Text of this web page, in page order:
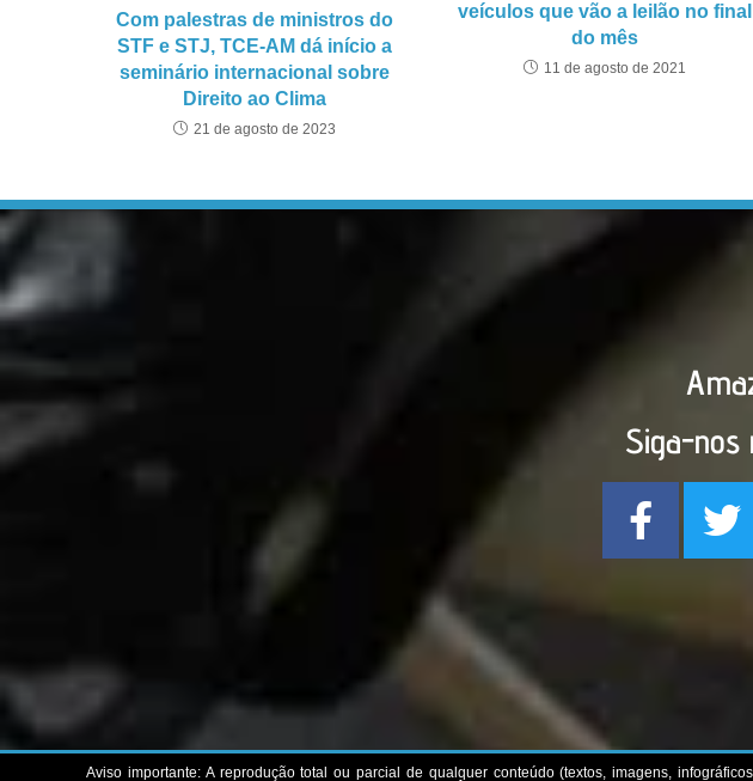
Com palestras de ministros do
STF e STJ, TCE-AM dá início a
seminário internacional sobre
Direito ao Clima
21 de agosto de 2023
veículos que vão a leilão no final
do mês
11 de agosto de 2021
Siga-nos
Aviso importante: A reprodução total ou parcial de qualquer conteúdo (textos, imagens,